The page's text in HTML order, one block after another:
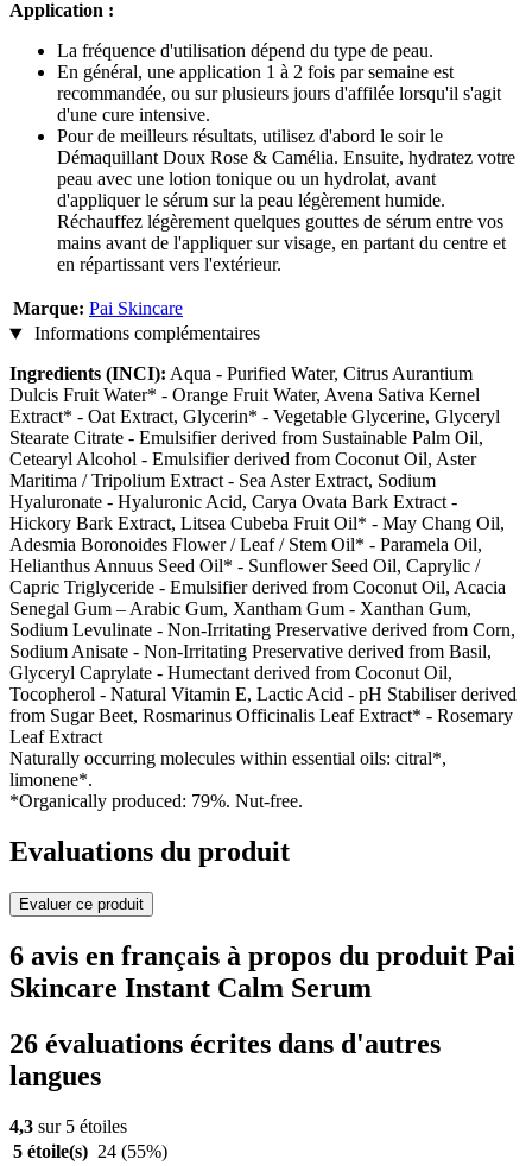
Application :
La fréquence d'utilisation dépend du type de peau.
En général, une application 1 à 2 fois par semaine est
recommandée, ou sur plusieurs jours d'affilée lorsqu'il s'agit
d'une cure intensive.
Pour de meilleurs résultats, utilisez d'abord le soir le
Démaquillant Doux Rose & Camélia. Ensuite, hydratez votre
peau avec une lotion tonique ou un hydrolat, avant
d'appliquer le sérum sur la peau légèrement humide.
Réchauffez légèrement quelques gouttes de sérum entre vos
mains avant de l'appliquer sur visage, en partant du centre et
en répartissant vers l'extérieur.
Marque: Pai Skincare
Informations complémentaires
Ingredients (INCI): Aqua - Purified Water, Citrus Aurantium
Dulcis Fruit Water* - Orange Fruit Water, Avena Sativa Kernel
Extract* - Oat Extract, Glycerin* - Vegetable Glycerine, Glyceryl
Stearate Citrate - Emulsifier derived from Sustainable Palm Oil,
Cetearyl Alcohol - Emulsifier derived from Coconut Oil, Aster
Maritima / Tripolium Extract - Sea Aster Extract, Sodium
Hyaluronate - Hyaluronic Acid, Carya Ovata Bark Extract -
Hickory Bark Extract, Litsea Cubeba Fruit Oil* - May Chang Oil,
Adesmia Boronoides Flower / Leaf / Stem Oil* - Paramela Oil,
Helianthus Annuus Seed Oil* - Sunflower Seed Oil, Caprylic /
Capric Triglyceride - Emulsifier derived from Coconut Oil, Acacia
Senegal Gum – Arabic Gum, Xantham Gum - Xanthan Gum,
Sodium Levulinate - Non-Irritating Preservative derived from Corn,
Sodium Anisate - Non-Irritating Preservative derived from Basil,
Glyceryl Caprylate - Humectant derived from Coconut Oil,
Tocopherol - Natural Vitamin E, Lactic Acid - pH Stabiliser derived
from Sugar Beet, Rosmarinus Officinalis Leaf Extract* - Rosemary
Leaf Extract
Naturally occurring molecules within essential oils: citral*,
limonene*.
*Organically produced: 79%. Nut-free.
Evaluations du produit
Evaluer ce produit
6 avis en français à propos du produit Pai
Skincare Instant Calm Serum
26 évaluations écrites dans d'autres
langues
4,3 sur 5 étoiles
5 étoile(s) 24 (55%)